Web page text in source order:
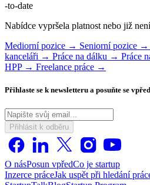
-to-date
Nabídce vypršela platnost nebo již
Mediorní pozice → Seniorní pozice →
kanceláři → Práce na dálku → Práce
HPP → Freelance práce →
Přihlaste se k newsletteru a posuňte se
Přihlásit k odběru
O násPosun vpředCo je startup
Inzerce práceJak uspět při hledání